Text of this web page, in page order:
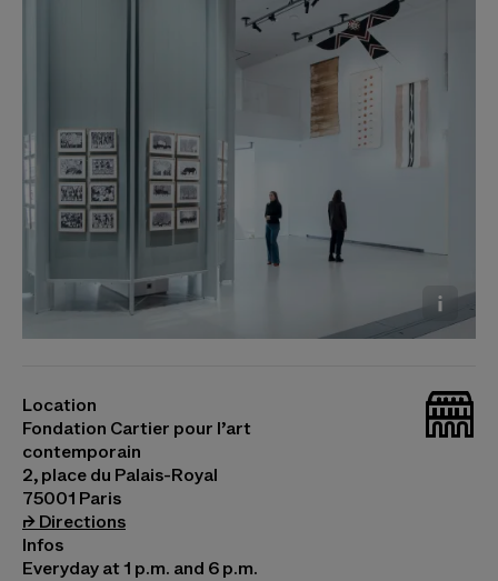
Marcilhacy
_bat
Location
Fondation Cartier pour l’art
contemporain
2, place du Palais-Royal
75001 Paris
⮣ Directions(opens in a new tab)
Infos
Everyday at 1 p.m. and 6 p.m.